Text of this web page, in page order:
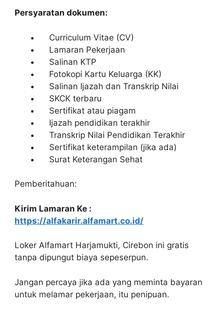
Persyaratan dokumen:
Curriculum Vitae (CV)
Lamaran Pekerjaan
Salinan KTP
Fotokopi Kartu Keluarga (KK)
Salinan Ijazah dan Transkrip Nilai
SKCK terbaru
Sertifikat atau piagam
Ijazah pendidikan terakhir
Transkrip Nilai Pendidikan Terakhir
Sertifikat keterampilan (jika ada)
Surat Keterangan Sehat
Pemberitahuan:
Kirim Lamaran Ke :
https://alfakarir.alfamart.co.id/
Loker Alfamart Harjamukti, Cirebon ini gratis
tanpa dipungut biaya sepeserpun.
Jangan percaya jika ada yang meminta bayaran
untuk melamar pekerjaan, itu penipuan.